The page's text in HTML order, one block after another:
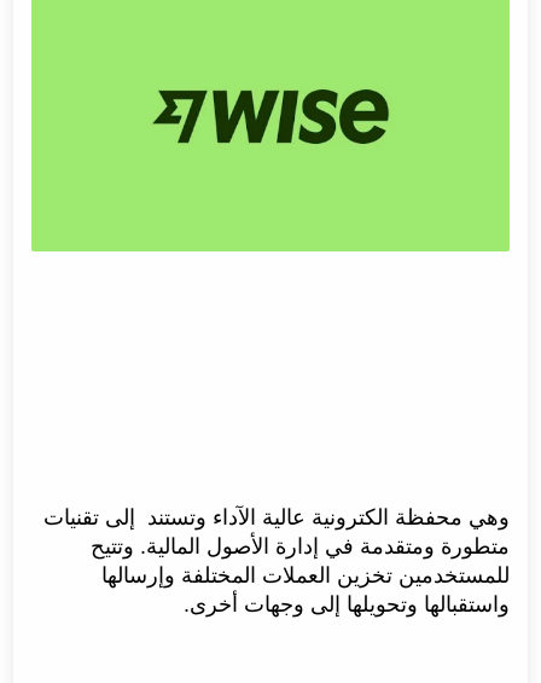
وهي محفظة الكترونية عالية الآداء وتستند إلى تقنيات
متطورة ومتقدمة في إدارة الأصول المالية. وتتيح
للمستخدمين تخزين العملات المختلفة وإرسالها
واستقبالها وتحويلها إلى وجهات أخرى.